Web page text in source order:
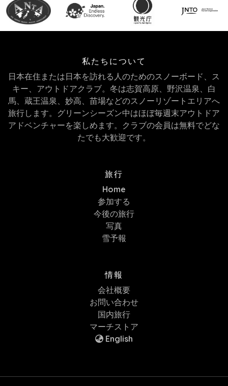
私たちについて
日本在住または日本を訪れる人のためのスノーボード、ス
キー、アウトドアクラブ。冬は志賀高原、野沢温泉、白
馬、蔵王温泉、妙高、苗場などのスノーリゾートエリアへ
旅行します。グリーンシーズン中はほぼ毎週末アウトドア
アドベンチャーを楽しめます。クラブの会員は無料でどな
たでも大歓迎です。
旅行
Home
参加する
今後の旅行
写真
雪予報
情報
会社概要
お問い合わせ
国内旅行
マーチストア
English